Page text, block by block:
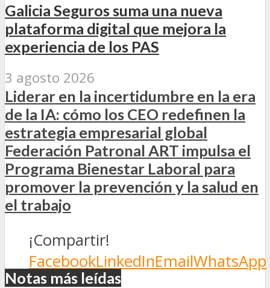
Galicia Seguros suma una nueva
plataforma digital que mejora la
experiencia de los PAS
3 agosto 2026
Liderar en la incertidumbre en la era
de la IA: cómo los CEO redefinen la
estrategia empresarial global
Federación Patronal ART impulsa el
Programa Bienestar Laboral para
promover la prevención y la salud en
el trabajo
¡Compartir!
FacebookLinkedInEmailWhatsApp
Notas más leídas